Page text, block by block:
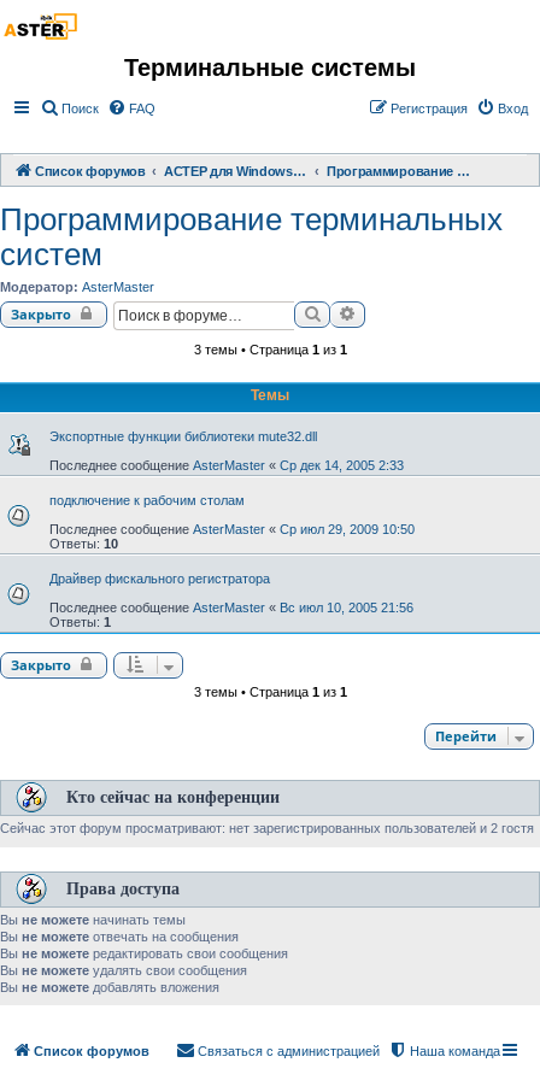
Терминальные системы
Поиск FAQ Вход
Регистрация
Список форумов АСТЕР для Windows 2000/XP/ 7/ 8/ 10 Программирование терминальных систем
Программирование терминальных
систем
Модератор: AsterMaster
Закрыто ПоискРасширенный поиск
3 темы • Страница 1из 1
Темы
Экспортные функции библиотеки mute32.dll
Последнее сообщение AsterMaster « Ср дек 14, 2005 2:33
подключение к рабочим столам
Последнее сообщение AsterMaster « Ср июл 29, 2009 10:50
Ответы: 10
Драйвер фискального регистратора
Последнее сообщение AsterMaster « Вс июл 10, 2005 21:56
Ответы: 1
Закрыто
3 темы • Страница 1из 1
Перейти
Кто сейчас на конференции
Сейчас этот форум просматривают: нет зарегистрированных пользователей и 2 гостя
Права доступа
Вы не можете начинать темы
Вы не можете отвечать на сообщения
Вы не можете редактировать свои сообщения
Вы не можете удалять свои сообщения
Вы не можете добавлять вложения
Список форумов Наша команда
Связаться с администрацией